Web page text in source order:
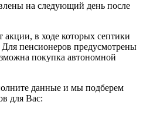
на следующий день после
акции, в ходе которых септики
пенсионеров предусмотрены
покупка автономной
данные и мы подберем
для Вас: